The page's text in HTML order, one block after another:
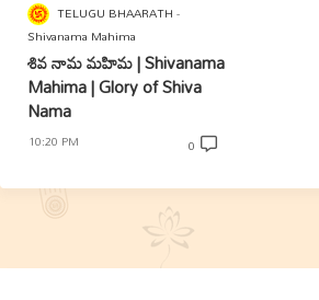
TELUGU BHAARATH
Shivanama Mahima
శివ నామ మహిమ | Shivanama
Mahima | Glory of Shiva
Nama
10:20 PM 0